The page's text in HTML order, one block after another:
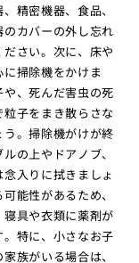
精密機器、食品、
カバーの外し忘れ
さい。次に、床や
掃除機をかけま
、死んだ害虫の死
子をまき散らさな
。掃除機がけが終
の上やドアノブ、
入りに拭きましょ
能性があるため、
具や衣類に薬剤が
特に、小さなお子
族がいる場合は、